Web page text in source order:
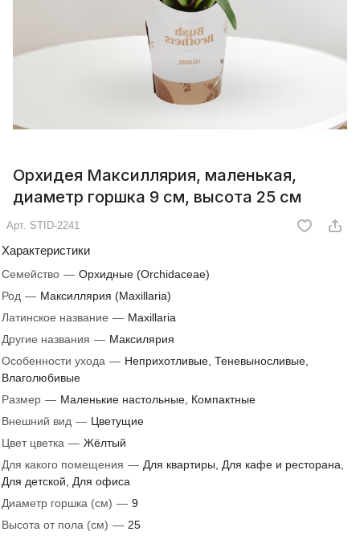
Орхидея Максиллярия, маленькая,
диаметр горшка 9 см, высота 25 см
Арт. STID-2241
Характеристики
Семейство — Орхидные (Orchidaceae)
Род — Максиллярия (Maxillaria)
Латинское название — Maxillaria
Другие названия — Максилярия
Особенности ухода — Неприхотливые, Теневыносливые,
Влаголюбивые
Размер — Маленькие настольные, Компактные
Внешний вид — Цветущие
Цвет цветка — Жёлтый
Для какого помещения — Для квартиры, Для кафе и ресторана,
Для детской, Для офиса
Диаметр горшка (см) — 9
Высота от пола (см) — 25